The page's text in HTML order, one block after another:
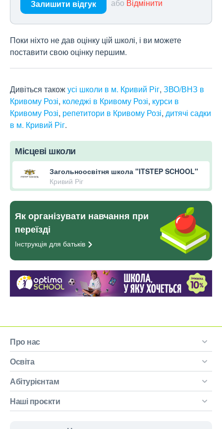
Залишити відгук або Відмінити
Поки ніхто не дав оцінку цій школі, і ви можете
поставити свою оцінку першим.
Дивіться такожусі школи в м. Кривий Ріг, ЗВО/ВНЗ в
Кривому Розі, коледжі в Кривому Розі, курси в
Кривому Розі, репетитори в Кривому Розі, дитячі садки
в м. Кривий Ріг.
Місцеві школи
Загольноосвітня школа "ITSTEP SCHOOL"
Кривий Ріг
Як організувати навчання при
переїзді
Інструкція для батьків
Про нас
Освіта
Абітурієнтам
Наші проєкти